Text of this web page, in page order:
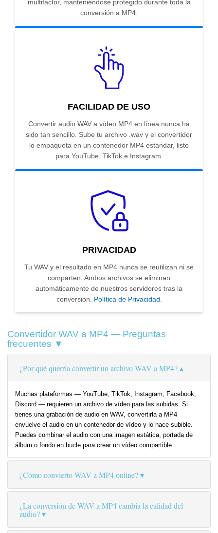
multifactor, manteniéndose protegido durante toda la
conversión a MP4.
FACILIDAD DE USO
Convertir audio WAV a vídeo MP4 en línea nunca ha
sido tan sencillo. Sube tu archivo .wav y el convertidor
lo empaqueta en un contenedor MP4 estándar, listo
para YouTube, TikTok e Instagram.
PRIVACIDAD
Tu WAV y el resultado en MP4 nunca se reutilizan ni se
comparten. Ambos archivos se eliminan
automáticamente de nuestros servidores tras la
conversión. Política de Privacidad.
Convertidor WAV a MP4 — Preguntas
frecuentes ▼
¿Por qué querría convertir un archivo WAV a MP4?
Muchas plataformas — YouTube, TikTok, Instagram, Facebook,
Discord — requieren un archivo de vídeo para las subidas. Si
tienes una grabación de audio en WAV, convertirla a MP4
envuelve el audio en un contenedor de vídeo y lo hace subible.
Puedes combinar el audio con una imagen estática, portada de
álbum o fondo en bucle para crear un vídeo compartible.
¿Cómo convierto WAV a MP4 online?
¿La conversión de WAV a MP4 cambia la calidad del
audio?